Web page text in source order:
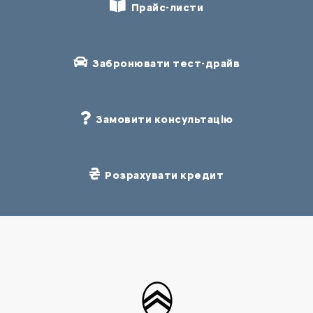
Прайс-листи
Забронювати тест-драйв
Замовити консультацію
Розрахувати кредит